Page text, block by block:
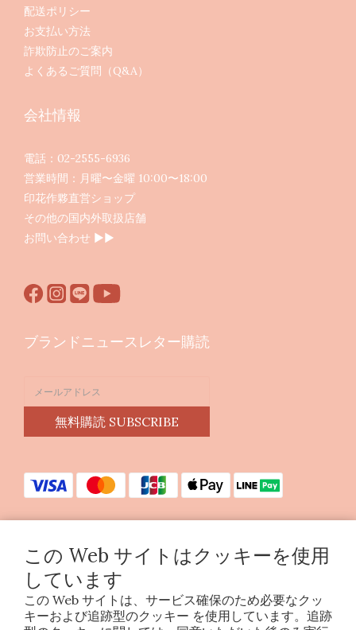
この Web サイトはクッキーを使用
しています
この Web サイトは、サービス確保のため必要なクッ
キーおよび追跡型のクッキー を使用しています。追跡
配送ポリシー
お支払い方法
詐欺防止のご案内
よくあるご質問（Q&A）
会社情報
電話：02-2555-6936
営業時間：月曜〜金曜 10:00〜18:00
印花作夥直営ショップ
その他の国内外取扱店舗
お問い合わせ ▶︎▶︎
ブランドニュースレター購読
無料購読 SUBSCRIBE
Copyright © 2023 印花樂美感生活股份有限公司